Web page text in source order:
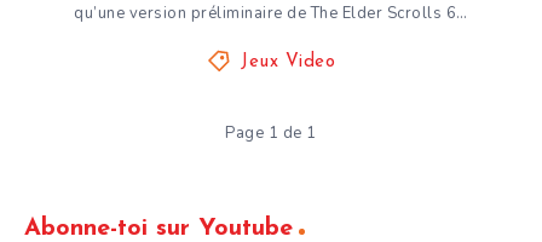
qu’une version préliminaire de The Elder Scrolls 6…
Jeux Video
Page 1 de 1
Abonne-toi sur Youtube